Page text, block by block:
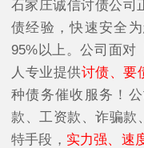
石家庄诚信讨债公司
债经验，快速安全
95%以上。公司面对
人专业提供讨债、要
种债务催收服务！
款、工资款、诈骗款
特手段， 实力强、速